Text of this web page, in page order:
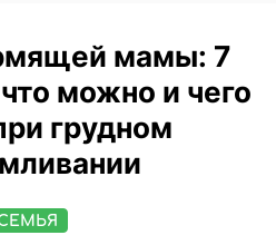
мамы: 7
можно и чего
грудном